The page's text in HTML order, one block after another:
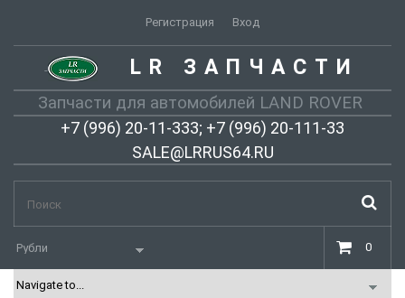
Регистрация Вход
- LR ЗАПЧАСТИ
Запчасти для автомобилей LAND ROVER
+7 (996) 20-11-333; +7 (996) 20-111-33
SALE@LRRUS64.RU
0